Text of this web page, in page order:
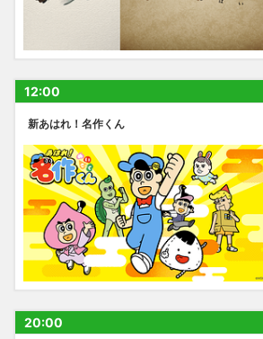
12:00
新あはれ！名作くん
20:00